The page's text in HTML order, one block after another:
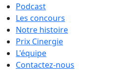
Podcast
Les concours
Notre histoire
Prix Cinergie
L'équipe
Contactez-nous